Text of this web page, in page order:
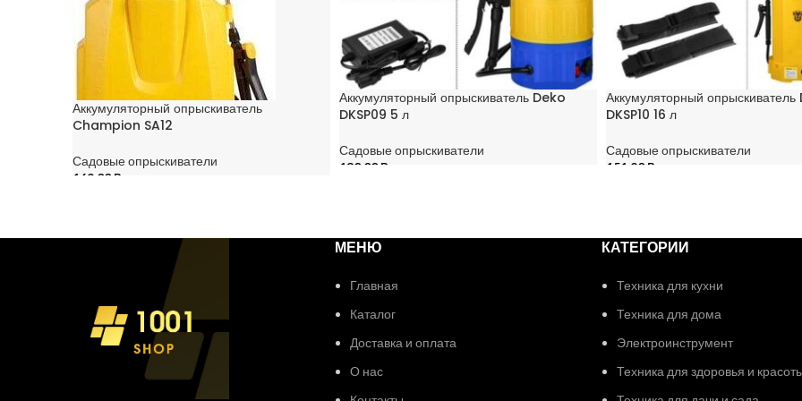
Аккумуляторный опрыскиватель
Champion SA12
Садовые опрыскиватели
169,00 Br
Аккумуляторный опрыскиватель Deko
DKSP09 5 л
Садовые опрыскиватели
130,00 Br
Аккумуляторный
DKSP10 16 л
Садовые опрыскиватели
151,20 Br
МЕНЮ
Главная
Каталог
Доставка и оплата
О нас
КАТЕГОРИИ
Техника для кухни
Техника для дома
Электроинструмент
Техника для здоровья и